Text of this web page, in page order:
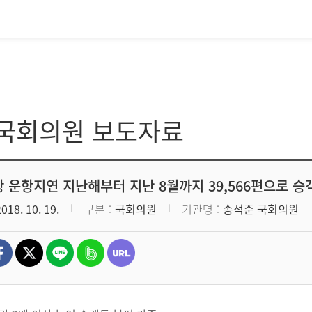
회의원 보도자료
운항지연 지난해부터 지난 8월까지 39,566편으로 승
10. 19. 구분 국회의원 기관명 송석준 국회의원